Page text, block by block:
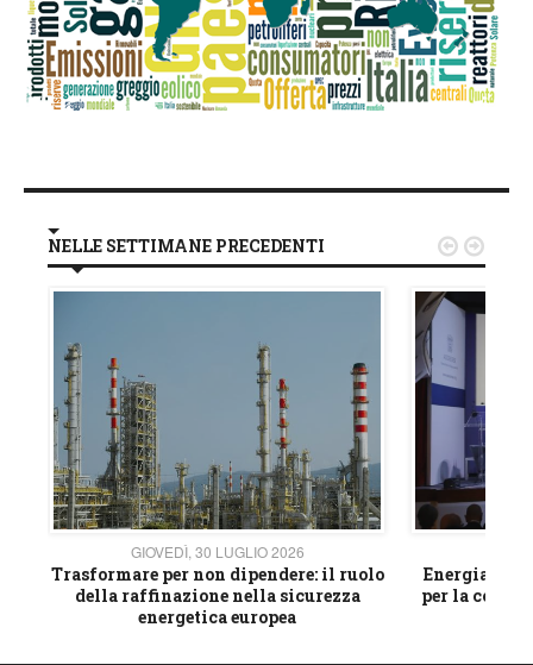
NELLE SETTIMANE PRECEDENTI
GIOVEDÌ, 30 LUGLIO 2026
Trasformare per non dipendere: il ruolo
della raffinazione nella sicurezza
energetica europea
Energia e
per la
 